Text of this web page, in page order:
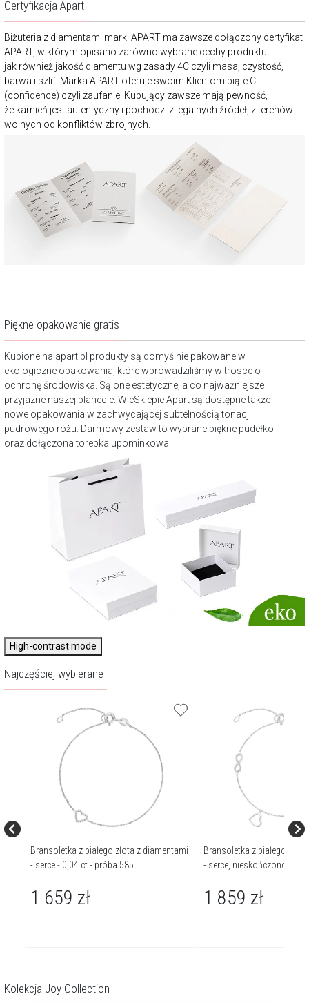
Certyfikacja Apart
Biżuteria z diamentami marki APART ma zawsze dołączony certyfikat
APART, w którym opisano zarówno wybrane cechy produktu
jak również jakość diamentu wg zasady 4C czyli masa, czystość,
barwa i szlif. Marka APART oferuje swoim Klientom piąte C
(confidence) czyli zaufanie. Kupujący zawsze mają pewność,
że kamień jest autentyczny i pochodzi z legalnych źródeł, z terenów
wolnych od konfliktów zbrojnych.
Piękne opakowanie gratis
Kupione na apart.pl produkty są domyślnie pakowane w
ekologiczne opakowania, które wprowadziliśmy w trosce o
ochronę środowiska. Są one estetyczne, a co najważniejsze
przyjazne naszej planecie. W eSklepie Apart są dostępne także
nowe opakowania w zachwycającej subtelnością tonacji
pudrowego różu. Darmowy zestaw to wybrane piękne pudełko
oraz dołączona torebka upominkowa.
High-contrast mode
Najczęściej wybierane
Bransoletka z białego złota z diamentami
- serce - 0,04 ct - próba 585
1 659 zł
Bransoletka z białego
- serce, nieskończoność,
1 859 zł
Kolekcja Joy Collection